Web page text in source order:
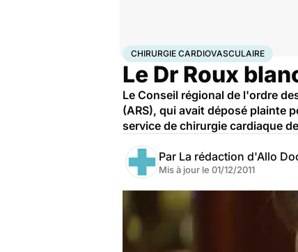
AccueilSantéMaladiesChirurgie
CHIRURGIE CARDIOVASCULAIRE
Le Dr Roux
Le Conseil régional de l'ordre
(ARS), qui avait déposé plainte
service de chirurgie cardiaque
Par La rédaction d'Allo
Mis à jour le 01/12/2011